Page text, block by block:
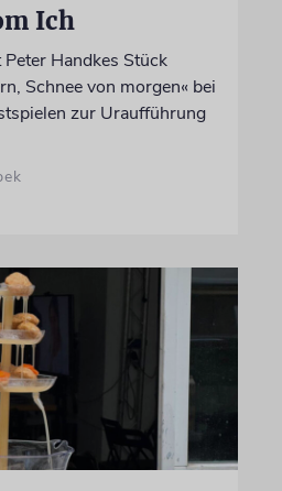
Ich
Handkes Stück
Schnee von morgen« bei
zur Uraufführung